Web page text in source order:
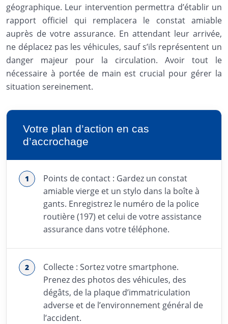
géographique. Leur intervention permettra d’établir un
rapport officiel qui remplacera le constat amiable
auprès de votre assurance. En attendant leur arrivée,
ne déplacez pas les véhicules, sauf s’ils représentent un
danger majeur pour la circulation. Avoir tout le
nécessaire à portée de main est crucial pour gérer la
situation sereinement.
Votre plan d’action en cas
d’accrochage
Points de contact : Gardez un constat
amiable vierge et un stylo dans la boîte à
gants. Enregistrez le numéro de la police
routière (197) et celui de votre assistance
assurance dans votre téléphone.
Collecte : Sortez votre smartphone.
Prenez des photos des véhicules, des
dégâts, de la plaque d’immatriculation
adverse et de l’environnement général de
l’accident.